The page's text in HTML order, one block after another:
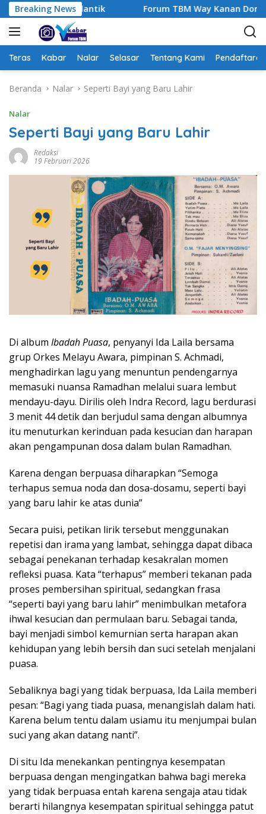
a
g
u
Breaking News
Resmi Dilantik Forum TBM Way Kanan Dorong
Teras Kabar Nalar Selasar Tentang Kami Pendaftaran
Beranda Nalar Seperti Bayi yang Baru Lahir
Nalar
Seperti Bayi yang Baru Lahir
Redaksi
19 Februari 2026
Di album Ibadah Puasa, penyanyi Ida Laila bersama
grup Orkes Melayu Awara, pimpinan S. Achmadi,
menghadirkan lagu yang menuntun pendengarnya
memasuki nuansa Ramadhan melalui suara lembut
mendayu-dayu. Dirilis oleh Indra Record, lagu berdurasi
3 menit 44 detik dan berjudul sama dengan albumnya
itu menuturkan kerinduan pada kesucian dan harapan
akan pengampunan dosa dalam bulan Ramadhan.
Karena dengan berpuasa diharapkan “Semoga
terhapus semua noda dan dosa-dosamu, seperti bayi
yang baru lahir ke atas dunia”
Secara puisi, petikan lirik tersebut menggunakan
repetisi dan irama yang lambat, sehingga dapat dibaca
sebagai penekanan terhadap kesakralan momen
refleksi puasa. Kata “terhapus” memberi tekanan pada
proses pembersihan spiritual, sedangkan frasa
“seperti bayi yang baru lahir” menimbulkan metafora
ihwal kesucian dan permulaan baru. Sebagai tanda,
bayi menjadi simbol kemurnian serta harapan akan
kehidupan yang lebih bersih dan suci setelah menjalani
puasa.
Sebaliknya bagi yang tidak berpuasa, Ida Laila memberi
pesan: “Bagi yang tiada puasa, menangislah dalam hati.
Karena belum tentu dalam usiamu itu menjumpai bulan
suci yang akan datang nanti”.
Di situ Ida menekankan pentingnya kesempatan
berpuasa dengan mengingatkan bahwa bagi mereka
yang tidak berpuasa entah karena sengaja atau tidak
berarti hilangnya kesempatan spiritual sehingga patut